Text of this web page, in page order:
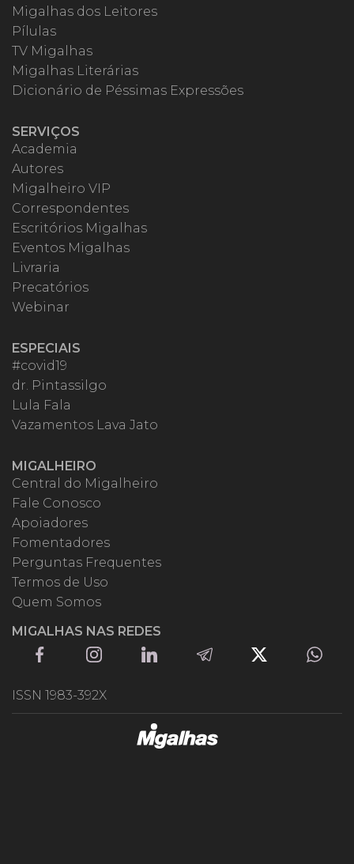
Migalhas dos Leitores
Pílulas
TV Migalhas
Migalhas Literárias
Dicionário de Péssimas Expressões
SERVIÇOS
Academia
Autores
Migalheiro VIP
Correspondentes
Escritórios Migalhas
Eventos Migalhas
Livraria
Precatórios
Webinar
ESPECIAIS
#covid19
dr. Pintassilgo
Lula Fala
Vazamentos Lava Jato
MIGALHEIRO
Central do Migalheiro
Fale Conosco
Apoiadores
Fomentadores
Perguntas Frequentes
Termos de Uso
Quem Somos
MIGALHAS NAS REDES
ISSN 1983-392X